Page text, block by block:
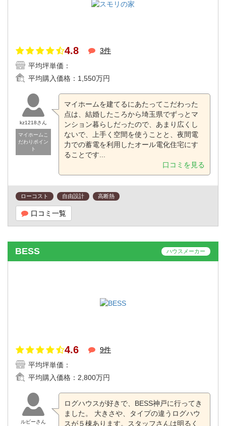
4.8
3件
平均坪単価：
平均購入価格： 1,550万円
kz1218さん
マイホームこ
だわりポイン
ト
マイホームを建てるにあたってこだわった
点は、結婚したころから埼玉県でずっとマ
ンション暮らしだったので、あまり広くし
ないで、上手く空間を使うことと、夜間電
力での蓄電を利用したオール電化住宅にす
ることです...
口コミを見る
ローコスト 自由設計 高断熱
口コミ一覧
BESS ハウスメーカー
4.6
9件
平均坪単価：
平均購入価格： 2,800万円
ルビーさん
ログハウスが好きで、BESS神戸に行ってき
ました。 大きさや、タイプの違うログハウ
スが５棟あります。スタッフさんは明るく